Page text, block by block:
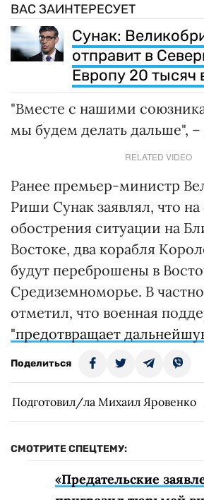
ВАС ЗАИНТЕРЕСУЕТ
Сунак:
отправит в
Европу 20 тысяч
"Вместе с нашими
мы будем делать дальше", –
RELATED VIDEO
Ранее премьер-министр
Риши Сунак заявлял, что
обострения ситуации на
Востоке, два корабля
будут переброшены в
Средиземноморье. В
отметил, что военная
"предотвращает
Поделиться
Подготовил/ла Михаил Яровенко
СМОТРИТЕ СПЕЦТЕМУ:
«Предательские